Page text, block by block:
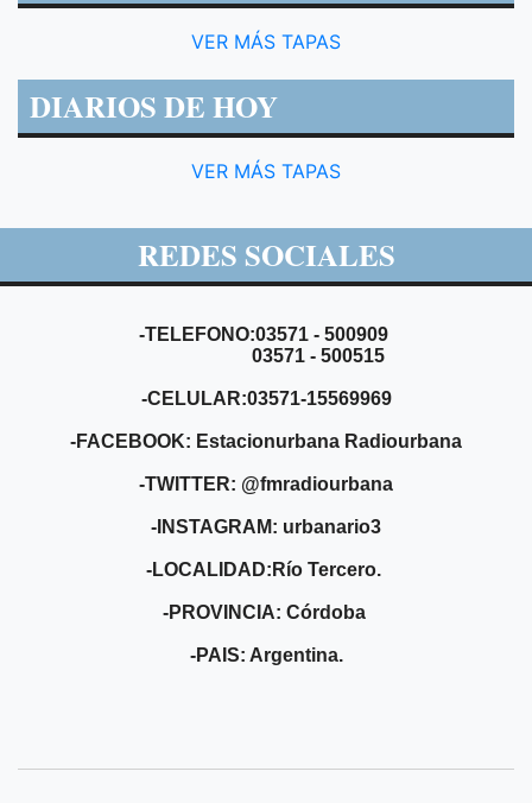
VER MÁS TAPAS
DIARIOS DE HOY
VER MÁS TAPAS
REDES SOCIALES
-TELEFONO:03571 - 500909
03571 - 500515
-CELULAR:03571-15569969
-FACEBOOK: Estacionurbana Radiourbana
-TWITTER: @fmradiourbana
-INSTAGRAM: urbanario3
-LOCALIDAD:Río Tercero.
-PROVINCIA: Córdoba
-PAIS: Argentina.